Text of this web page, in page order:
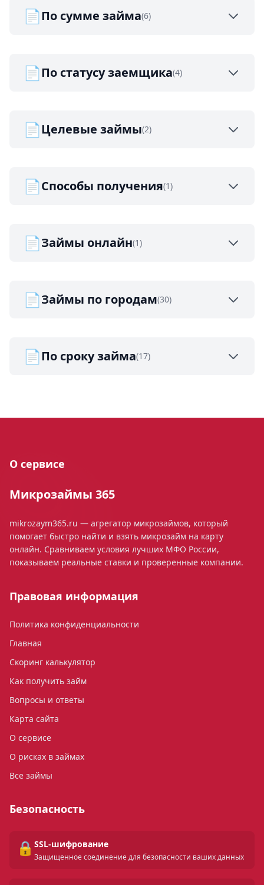
📄По сумме займа(6)
📄По статусу заемщика(4)
📄Целевые займы(2)
📄Способы получения(1)
📄Займы онлайн(1)
📄Займы по городам(30)
📄По сроку займа(17)
О сервисе
Микрозаймы 365
mikrozaym365.ru — агрегатор микрозаймов, который
помогает быстро найти и взять микрозайм на карту
онлайн. Сравниваем условия лучших МФО России,
показываем реальные ставки и проверенные компании.
Правовая информация
Политика конфиденциальности
Главная
Скоринг калькулятор
Как получить займ
Вопросы и ответы
Карта сайта
О сервисе
О рисках в займах
Все займы
Безопасность
🔒 SSL-шифрование
Защищенное соединение для безопасности ваших данных